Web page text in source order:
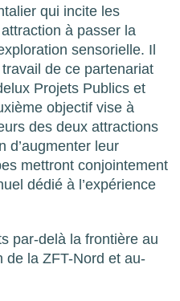
qui incite les
à passer la
sensorielle. Il
de ce partenariat
Projets Publics et
objectif vise à
des deux attractions
d’augmenter leur
mettront conjointement
dédié à l’expérience
par-delà la frontière au
de la ZFT-Nord et au-